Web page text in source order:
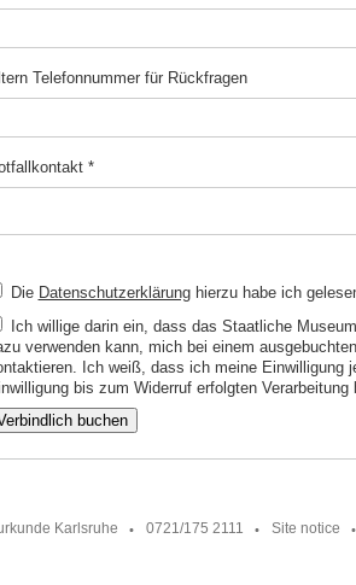
Telefonnummer für Rückfragen
*
Die Datenschutzerklärunghierzu habe ich
Ich willige darin ein, dass das Staatliche
verwenden kann, mich bei einem
Ich weiß, dass ich meine Einwilligung
bis zum Widerruf erfolgten Verarbeitung
buchen
Karlsruhe 0721/175 2111 Site notice